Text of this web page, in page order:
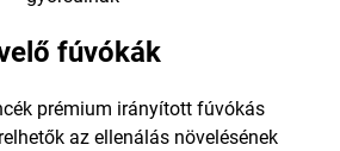
fúvókák
prémium irányított fúvókás
az ellenálás növelésének